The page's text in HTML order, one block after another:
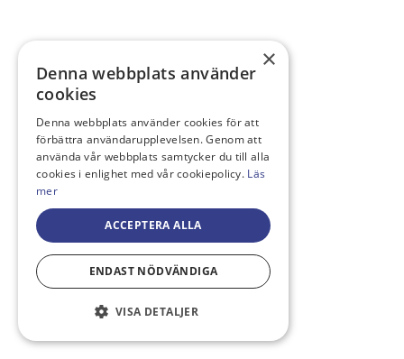
×
Denna webbplats använder
cookies
Denna webbplats använder cookies för att
förbättra användarupplevelsen. Genom att
använda vår webbplats samtycker du till alla
cookies i enlighet med vår cookiepolicy. Läs
mer
ACCEPTERA ALLA
ENDAST NÖDVÄNDIGA
VISA DETALJER